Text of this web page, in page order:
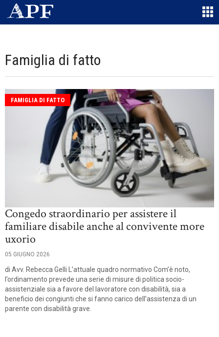
Famiglia di fatto
FAMIGLIA DI FATTO
Congedo straordinario per assistere il
familiare disabile anche al convivente more
uxorio
05 GIUGNO 2026
di Avv. Rebecca Gelli L’attuale quadro normativo Com’è noto,
l’ordinamento prevede una serie di misure di politica socio-
assistenziale sia a favore del lavoratore con disabilità, sia a
beneficio dei congiunti che si fanno carico dell’assistenza di un
parente con disabilità grave.